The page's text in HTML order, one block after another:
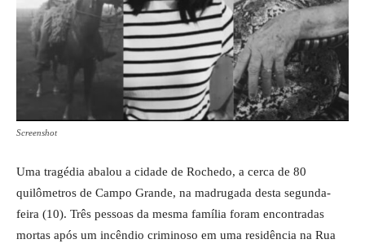
Screenshot
Uma tragédia abalou a cidade de Rochedo, a cerca de 80
quilômetros de Campo Grande, na madrugada desta segunda-
feira (10). Três pessoas da mesma família foram encontradas
mortas após um incêndio criminoso em uma residência na Rua